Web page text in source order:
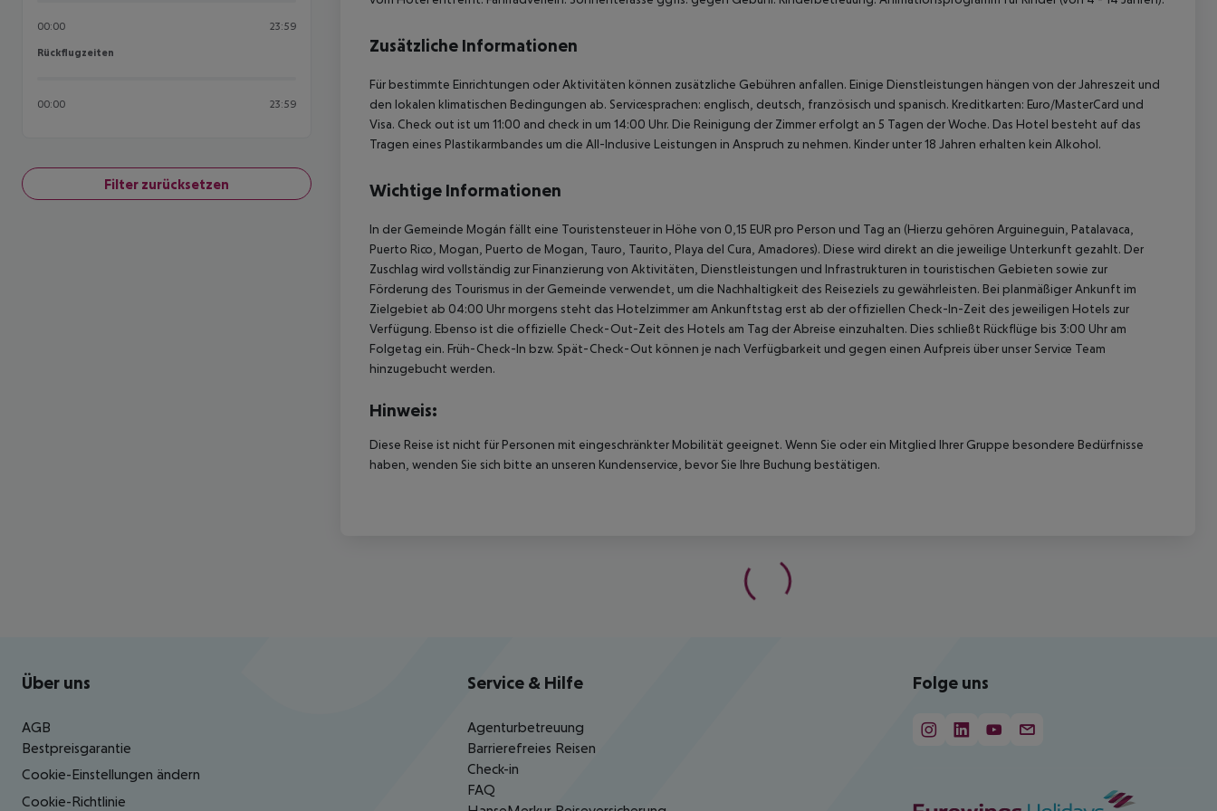
00:00 23:59
Rückflugzeiten
Rückflugzeiten
00:00 23:59
Filter zurücksetzen
Zusätzliche Informationen
Für bestimmte Einrichtungen oder Aktivitäten können zusätzliche Gebühren anfallen. Einige Dienstleistungen hängen von der Jahreszeit und
den lokalen klimatischen Bedingungen ab. Servicesprachen: englisch, deutsch, französisch und spanisch. Kreditkarten: Euro/MasterCard und
Visa. Check out ist um 11:00 and check in um 14:00 Uhr. Die Reinigung der Zimmer erfolgt an 5 Tagen der Woche. Das Hotel besteht auf das
Tragen eines Plastikarmbandes um die All-Inclusive Leistungen in Anspruch zu nehmen. Kinder unter 18 Jahren erhalten kein Alkohol.
Wichtige Informationen
In der Gemeinde Mogán fällt eine Touristensteuer in Höhe von 0,15 EUR pro Person und Tag an (Hierzu gehören Arguineguin, Patalavaca,
Puerto Rico, Mogan, Puerto de Mogan, Tauro, Taurito, Playa del Cura, Amadores). Diese wird direkt an die jeweilige Unterkunft gezahlt. Der
Zuschlag wird vollständig zur Finanzierung von Aktivitäten, Dienstleistungen und Infrastrukturen in touristischen Gebieten sowie zur
Förderung des Tourismus in der Gemeinde verwendet, um die Nachhaltigkeit des Reiseziels zu gewährleisten. Bei planmäßiger Ankunft im
Zielgebiet ab 04:00 Uhr morgens steht das Hotelzimmer am Ankunftstag erst ab der offiziellen Check-In-Zeit des jeweiligen Hotels zur
Verfügung. Ebenso ist die offizielle Check-Out-Zeit des Hotels am Tag der Abreise einzuhalten. Dies schließt Rückflüge bis 3:00 Uhr am
Folgetag ein. Früh-Check-In bzw. Spät-Check-Out können je nach Verfügbarkeit und gegen einen Aufpreis über unser Service Team
hinzugebucht werden.
Hinweis:
Diese Reise ist nicht für Personen mit eingeschränkter Mobilität geeignet. Wenn Sie oder ein Mitglied Ihrer Gruppe besondere Bedürfnisse
haben, wenden Sie sich bitte an unseren Kundenservice, bevor Sie Ihre Buchung bestätigen.
Footer navigation
Über uns
AGB
Bestpreisgarantie
Cookie-Einstellungen ändern
Cookie-Richtlinie
Service & Hilfe
Agenturbetreuung
Barrierefreies Reisen
Check-in
FAQ
Folge uns